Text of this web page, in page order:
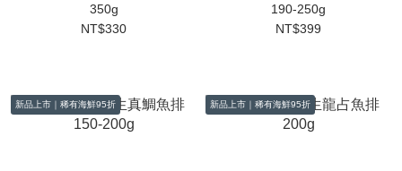
350g
NT$330
190-250g
NT$399
新品上市｜稀有海鮮95折 新品上市｜稀有海鮮95折